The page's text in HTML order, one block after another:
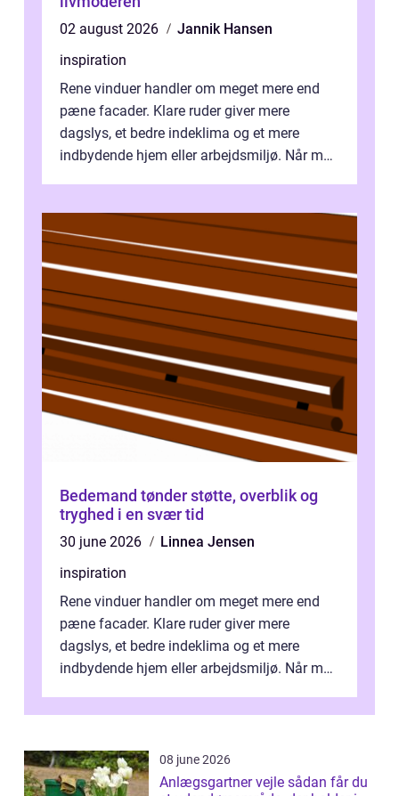
02 august 2026
Jannik Hansen
inspiration
Rene vinduer handler om meget mere end
pæne facader. Klare ruder giver mere
dagslys, et bedre indeklima og et mere
indbydende hjem eller arbejdsmiljø. Når man
Bedemand tønder støtte, overblik og
tryghed i en svær tid
30 june 2026
Linnea Jensen
inspiration
Rene vinduer handler om meget mere end
pæne facader. Klare ruder giver mere
dagslys, et bedre indeklima og et mere
indbydende hjem eller arbejdsmiljø. Når man
08 june 2026
Anlægsgartner vejle sådan får du